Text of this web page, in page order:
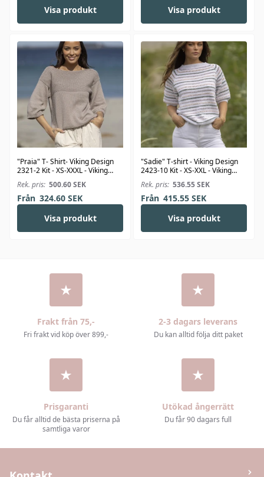
Visa produkt
Visa produkt
"Praia" T- Shirt- Viking Design
2321-2 Kit - XS-XXXL - Viking
Bjørk
Rek. pris: 500.60SEK
Från 324.60SEK
Visa produkt
"Sadie" T-shirt - Viking Design
2423-10 Kit - XS-XXL - Viking
Linus
Rek. pris: 536.55SEK
Från 415.55SEK
Visa produkt
Frakt från 75,-
Fri frakt vid köp över 899,-
2-3 dagars leverans
Du kan alltid följa ditt paket
Prisgaranti
Du får alltid de bästa priserna på
samtliga varor
Utökad ångerrätt
Du får 90 dagars full